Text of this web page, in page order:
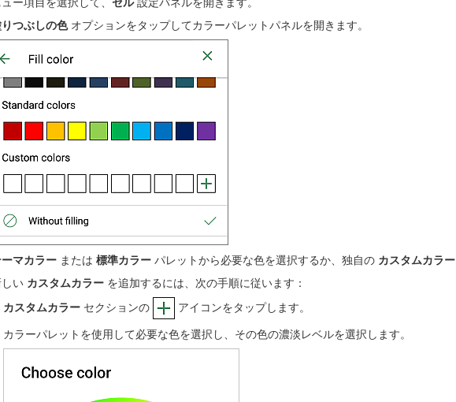
つぶしの色オプションをタップしてカラーパレットパネルを開きます。
マカラー または 標準カラー パレットから必要な色を選択するか、独自の カスタムカラー
い カスタムカラー を追加するには、次の手順に従います：
カスタムカラー セクションの
アイコンをタップします。
カラーパレットを使用して必要な色を選択し、その色の濃淡レベルを選択します。